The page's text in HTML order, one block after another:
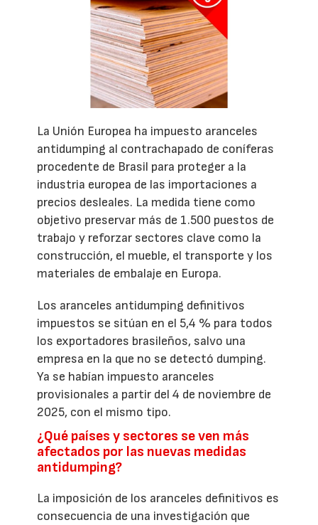
La Unión Europea ha impuesto aranceles
antidumping al contrachapado de coníferas
procedente de Brasil para proteger a la
industria europea de las importaciones a
precios desleales. La medida tiene como
objetivo preservar más de 1.500 puestos de
trabajo y reforzar sectores clave como la
construcción, el mueble, el transporte y los
materiales de embalaje en Europa.
Los aranceles antidumping definitivos
impuestos se sitúan en el 5,4 % para todos
los exportadores brasileños, salvo una
empresa en la que no se detectó dumping.
Ya se habían impuesto aranceles
provisionales a partir del 4 de noviembre de
2025, con el mismo tipo.
¿Qué países y sectores se ven más
afectados por las nuevas medidas
antidumping?
La imposición de los aranceles definitivos es
consecuencia de una investigación que